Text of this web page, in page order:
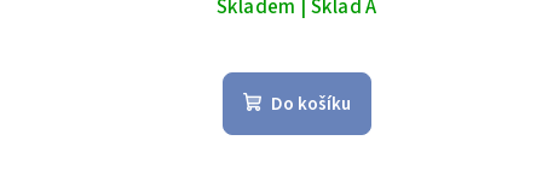
Skladem | Sklad A
Do košíku